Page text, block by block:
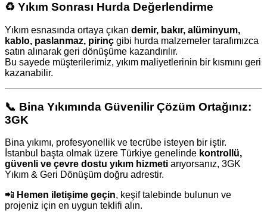
♻️ Yıkım Sonrası Hurda Değerlendirme
Yıkım esnasında ortaya çıkan demir, bakır, alüminyum,
kablo, paslanmaz, pirinç gibi hurda malzemeler tarafımızca
satın alınarak geri dönüşüme kazandırılır.
Bu sayede müşterilerimiz, yıkım maliyetlerinin bir kısmını geri
kazanabilir.
📞 Bina Yıkımında Güvenilir Çözüm Ortağınız:
3GK
Bina yıkımı, profesyonellik ve tecrübe isteyen bir iştir.
İstanbul başta olmak üzere Türkiye genelinde kontrollü,
güvenli ve çevre dostu yıkım hizmeti arıyorsanız, 3GK
Yıkım & Geri Dönüşüm doğru adrestir.
📲 Hemen iletişime geçin, keşif talebinde bulunun ve
projeniz için en uygun teklifi alın.